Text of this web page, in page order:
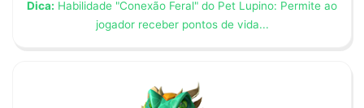
Dica: Habilidade "Conexão Feral" do Pet Lupino: Permite ao
jogador receber pontos de vida...